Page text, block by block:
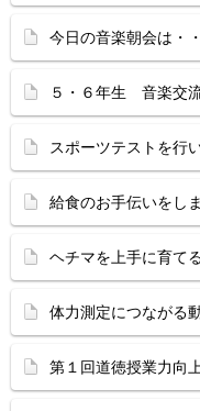
今日の音楽朝会は・・
５・６年生 音楽交
スポーツテストを行
給食のお手伝いをし
ヘチマを上手に育て
体力測定につながる
第１回道徳授業力向